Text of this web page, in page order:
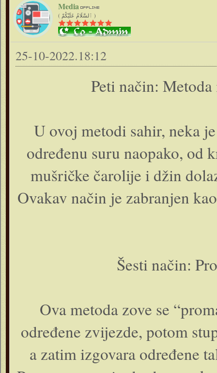
Media
( ٱلسَّلَامُ عَلَيْكُمْ )
25-10-2022.18:12
Peti način:
U ovoj metodi sahir, neka
određenu suru naopako, od
mušričke čarolije i džin
Ovakav način je zabranjen
Šesti način:
Ova metoda zove se
određene zvijezde, potom
a zatim izgovara određene